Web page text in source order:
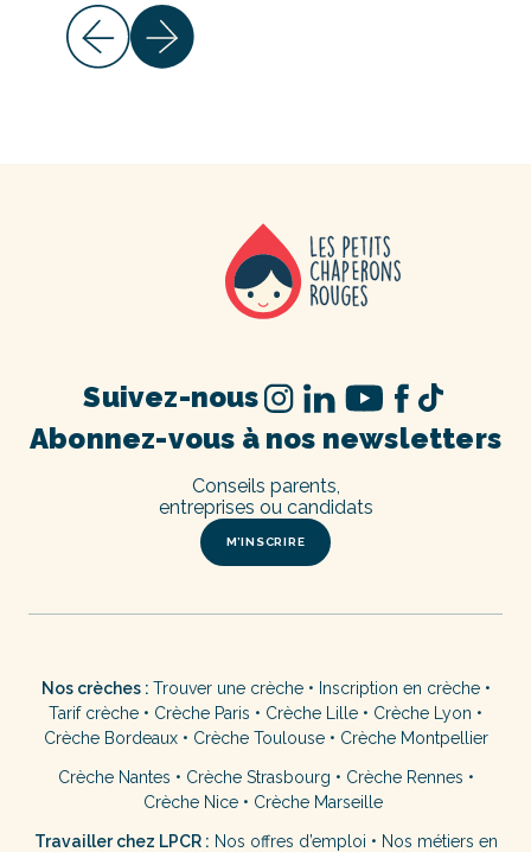
Abonnez-vous à nos newsletters
M’INSCRIRE
Conseils parents,
entreprises ou candidats
Suivez-nous
Nos crèches : Trouver une crèche• Inscription en crèche•
Tarif crèche • Crèche Paris • Crèche Lille • Crèche Lyon •
Crèche Bordeaux• Crèche Toulouse• Crèche Montpellier
Crèche Nantes • Crèche Strasbourg • Crèche Rennes •
Crèche Nice • Crèche Marseille
Travailler chez LPCR : Nos offres d’emploi • Nos métiers en